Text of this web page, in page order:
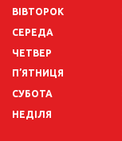
ВІВТОРОК
СЕРЕДА
ЧЕТВЕР
ПʼЯТНИЦЯ
СУБОТА
НЕДІЛЯ